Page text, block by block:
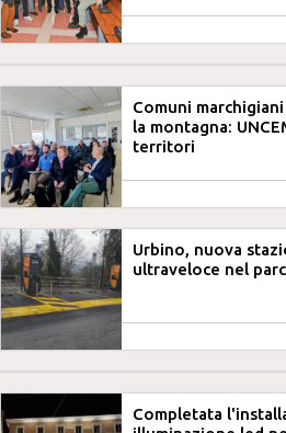
Comuni
la montagna:
territori
Urbino, nuova
ultraveloce nel
Completata